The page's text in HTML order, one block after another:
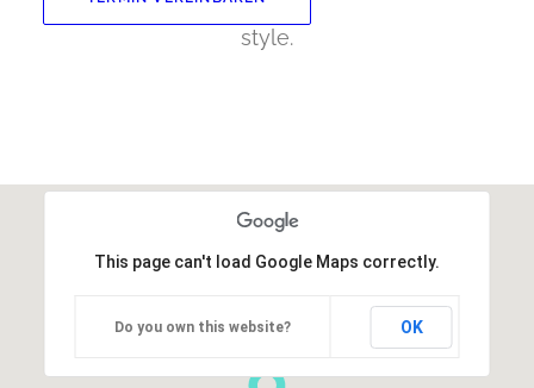
style.
This page can't load Google Maps correctly.
Do you own this website? OK